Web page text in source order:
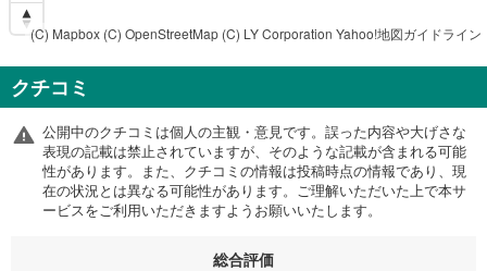
(C) Mapbox (C) OpenStreetMap (C) LY Corporation Yahoo!地図ガイドライン
クチコミ
公開中のクチコミは個人の主観・意見です。誤った内容や大げさな
表現の記載は禁止されていますが、そのような記載が含まれる可能
性があります。また、クチコミの情報は投稿時点の情報であり、現
在の状況とは異なる可能性があります。ご理解いただいた上で本サ
ービスをご利用いただきますようお願いいたします。
総合評価